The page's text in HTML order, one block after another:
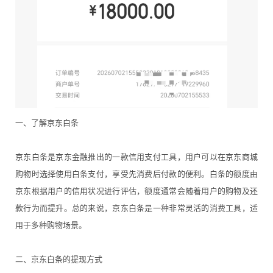
一、了解京东白条
京东白条是京东金融推出的一款信用支付工具，用户可以在京东商城
购物时选择使用白条支付，享受先消费后付款的便利。白条的额度由
京东根据用户的信用状况进行评估，额度通常会随着用户的购物及还
款行为而提升。总的来说，京东白条是一种非常灵活的消费工具，适
用于多种购物场景。
二、京东白条的提现方式